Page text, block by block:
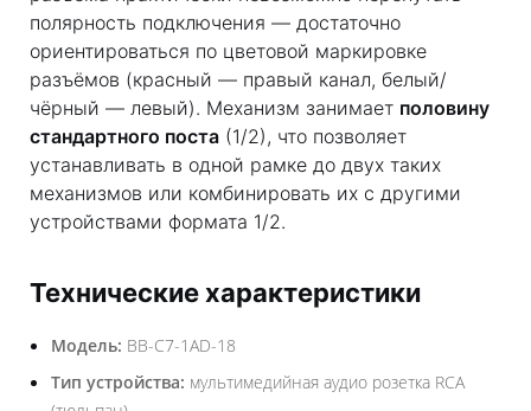
полярность подключения — достаточно
ориентироваться по цветовой маркировке
разъёмов (красный — правый канал, белый/
чёрный — левый). Механизм занимает половину
стандартного поста (1/2), что позволяет
устанавливать в одной рамке до двух таких
механизмов или комбинировать их с другими
устройствами формата 1/2.
Технические характеристики
Модель: BB-C7-1AD-18
Тип устройства: мультимедийная аудио розетка RCA